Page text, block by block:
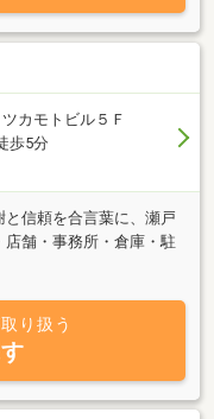
カモトビル５Ｆ
歩5分
信頼を合言葉に、瀬戸
舗・事務所・倉庫・駐
ります。住まいに関す
ムページには、こちら
。ページ内からリンク
さい！Ｅメールでの対
軽にお問合せ下さい。
り扱う